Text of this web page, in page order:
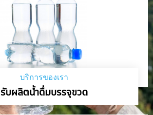
บริการของเรา
รับผลิตน้ำดื่มบรรจุขวด